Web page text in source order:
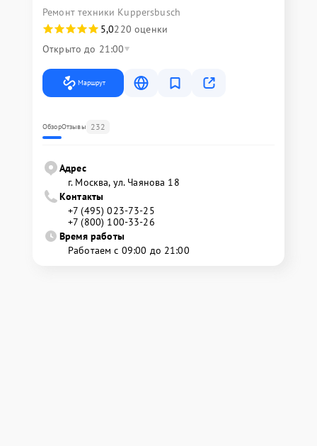
Ремонт техники Kuppersbusch
5,0220 оценки
Открыто до 21:00
Маршрут
ОбзорОтзывы 232
Адрес
г. Москва, ул. Чаянова 18
Контакты
+7 (495) 023-73-25
+7 (800) 100-33-26
Время работы
Работаем с 09:00 до 21:00